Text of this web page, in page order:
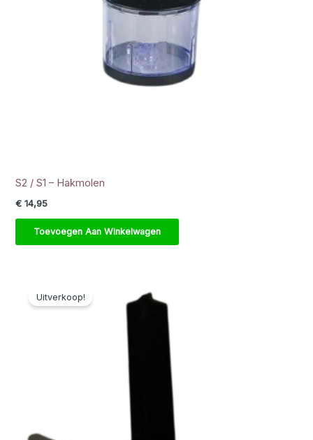
S2 / S1 – Hakmolen
€ 14,95
Toevoegen Aan Winkelwagen
Uitverkoop!